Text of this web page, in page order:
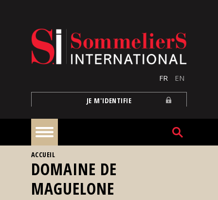
FR EN
JE M'IDENTIFIE
À
la
une
VOUS ÊTES ICI
ACCUEIL
DOMAINE DE
MAGUELONE